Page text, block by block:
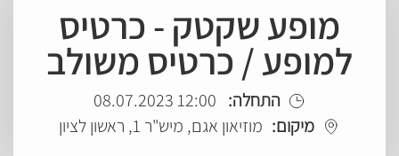
מופע שקטק - כרטיס
למופע / כרטיס משולב
התחלה: 12:00 08.07.2023
מיקום: מוזיאון אגם, מיש"ר 1, ראשון לציון